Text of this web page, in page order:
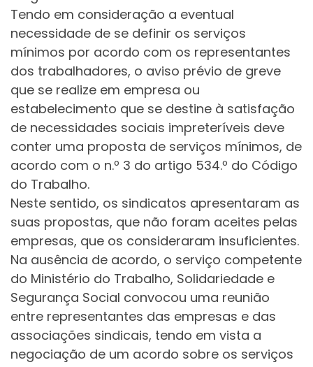
Tendo em consideração a eventual
necessidade de se definir os serviços
mínimos por acordo com os representantes
dos trabalhadores, o aviso prévio de greve
que se realize em empresa ou
estabelecimento que se destine à satisfação
de necessidades sociais impreteríveis deve
conter uma proposta de serviços mínimos, de
acordo com o n.º 3 do artigo 534.º do Código
do Trabalho.
Neste sentido, os sindicatos apresentaram as
suas propostas, que não foram aceites pelas
empresas, que os consideraram insuficientes.
Na ausência de acordo, o serviço competente
do Ministério do Trabalho, Solidariedade e
Segurança Social convocou uma reunião
entre representantes das empresas e das
associações sindicais, tendo em vista a
negociação de um acordo sobre os serviços